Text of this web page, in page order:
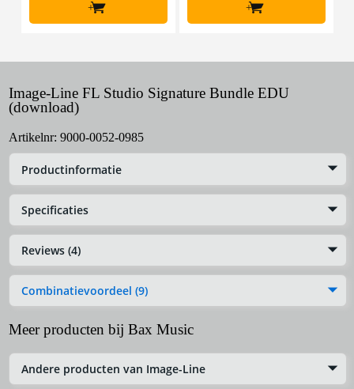
+ +
Image-Line FL Studio Signature Bundle EDU
(download)
Artikelnr: 9000-0052-0985
Productinformatie
Specificaties
Reviews (4)
Combinatievoordeel (9)
Meer producten bij Bax Music
Andere producten van Image-Line